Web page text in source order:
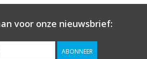
voor onze nieuwsbrief:
ABONNEER